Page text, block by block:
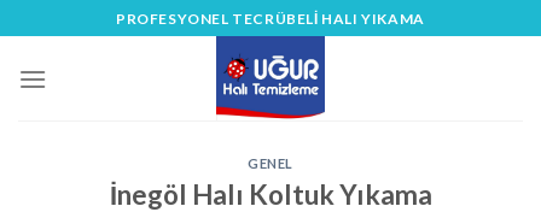
to
content
PROFESYONEL TECRÜBELİ HALI YIKAMA
GENEL
İnegöl Halı Koltuk Yıkama